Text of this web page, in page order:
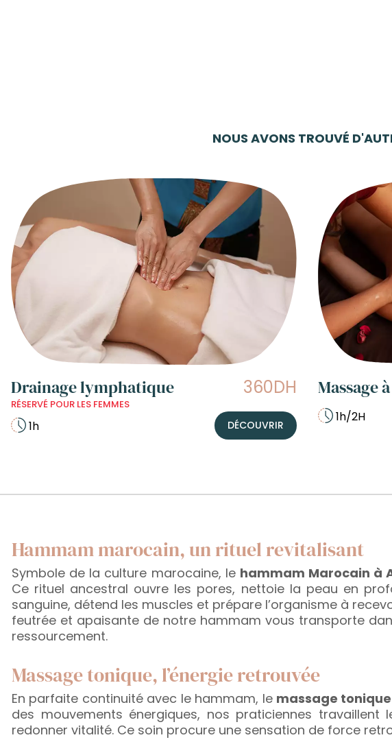
NOUS AVONS TROUVÉ
Drainage lymphatique 360DH
RÉSERVÉ POUR LES FEMMES
1h DÉCOUVRIR
Massage
1h/2H
Hammam marocain, un rituel revitalisant
Symbole de la culture marocaine, le hammam Marocain à
Ce rituel ancestral ouvre les pores, nettoie la peau en
sanguine, détend les muscles et prépare l’organisme à
feutrée et apaisante de notre hammam vous transporte
ressourcement.
Massage tonique, l’énergie retrouvée
En parfaite continuité avec le hammam, le massage
des mouvements énergiques, nos praticiennes
redonner vitalité. Ce soin procure une sensation de force